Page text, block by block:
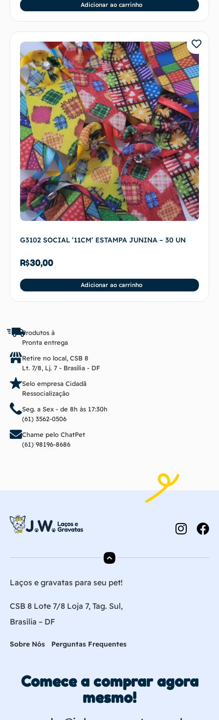
Adicionar ao carrinho
G3102 SOCIAL ’11CM’ ESTAMPA JUNINA – 30 UN
R$30,00
Adicionar ao carrinho
Produtos à
Pronta entrega
Retire no local, CSB 8
Lt. 7/8, Lj. 7 - Brasília - DF
Selo empresa Cidadã
Ressocialização
Seg. a Sex - de 8h às 17:30h
(61) 3562-0506
Chame pelo ChatPet
(61) 98196-8686
Laços e gravatas para seu pet!
CSB 8 Lote 7/8 Loja 7, Tag. Sul,
Brasília – DF
Sobre Nós Perguntas Frequentes
Comece a comprar agora
mesmo!